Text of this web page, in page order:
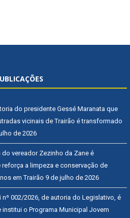
do presidente Gessé Maranata que
vicinais de Trairão é transformado
de 2026
do vereador Zezinho da Zane é
reforça a limpeza e conservação de
em Trairão 9 de julho de 2026
nº 002/2026, de autoria do Legislativo, é
institui o Programa Municipal Jovem